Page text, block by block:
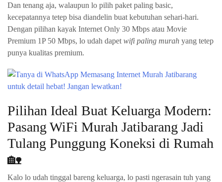
Dan tenang aja, walaupun lo pilih paket paling basic,
kecepatannya tetep bisa diandelin buat kebutuhan sehari-hari.
Dengan pilihan kayak Internet Only 30 Mbps atau Movie
Premium 1P 50 Mbps, lo udah dapet wifi paling murah yang tetep
punya kualitas premium.
Pilihan Ideal Buat Keluarga Modern:
Pasang WiFi Murah Jatibarang Jadi
Tulang Punggung Koneksi di Rumah
🏡
Kalo lo udah tinggal bareng keluarga, lo pasti ngerasain tuh yang